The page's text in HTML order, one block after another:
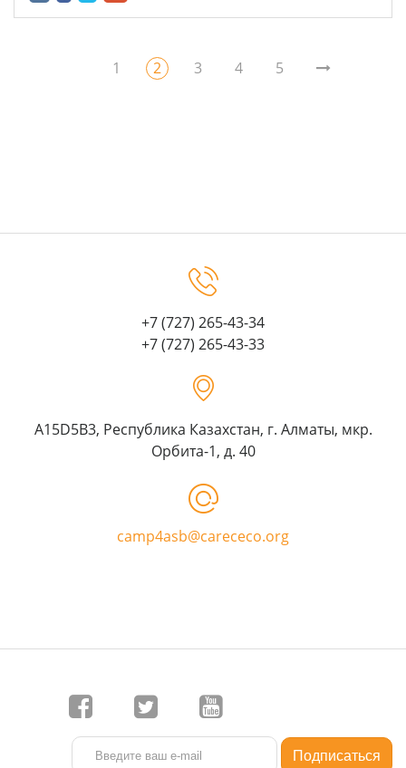
1 2 3 4 5
+7 (727) 265-43-34
+7 (727) 265-43-33
A15D5B3, Республика Казахстан, г. Алматы, мкр.
Орбита-1, д. 40
camp4asb@carececo.org